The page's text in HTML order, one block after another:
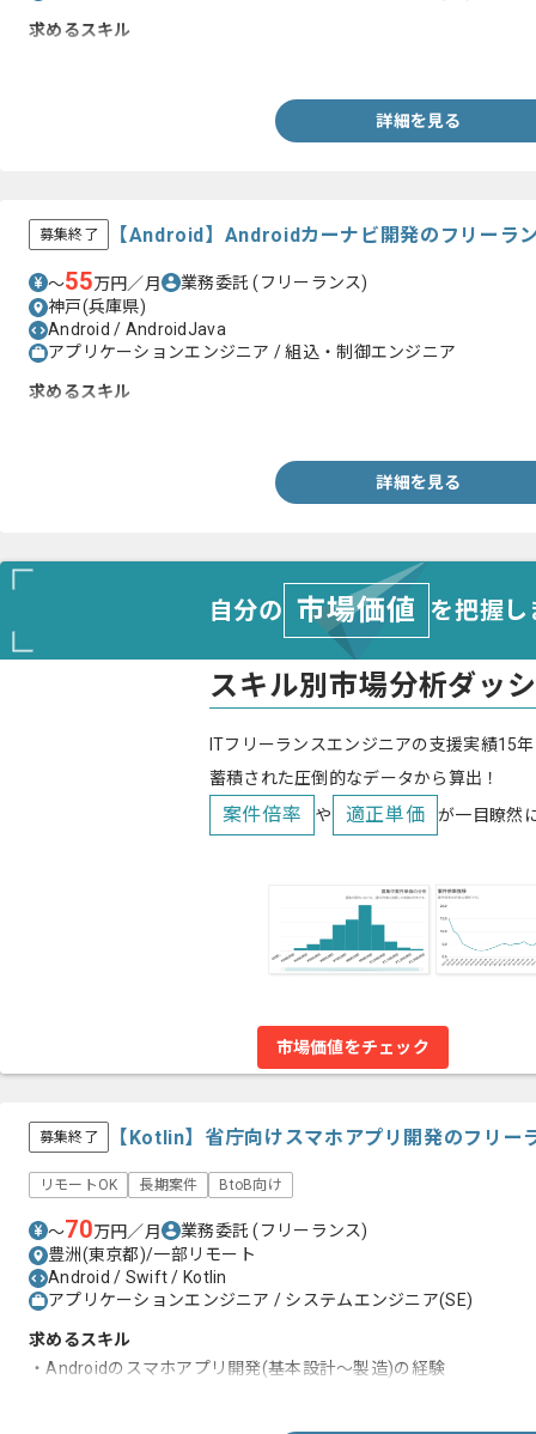
求めるスキル
詳細を見る
募集終了 【Android】Androidカーナビ開発のフリーラ
〜55万円／月 業務委託(フリーランス)
神戸(兵庫県)
Android / AndroidJava
アプリケーションエンジニア / 組込・制御エンジニア
求めるスキル
詳細を見る
自分の 市場価値 を把握
スキル別市場分析ダッ
ITフリーランスエンジニアの支援実績15
蓄積された圧倒的なデータから算出！
案件倍率 や 適正単価 が一目瞭然
市場価値をチェック
募集終了 【Kotlin】省庁向けスマホアプリ開発のフリー
リモートOK 長期案件 BtoB向け
〜70万円／月 業務委託(フリーランス)
豊洲(東京都)/一部リモート
Android / Swift / Kotlin
アプリケーションエンジニア / システムエンジニア(SE)
求めるスキル
・Androidのスマホアプリ開発(基本設計～製造)の経験